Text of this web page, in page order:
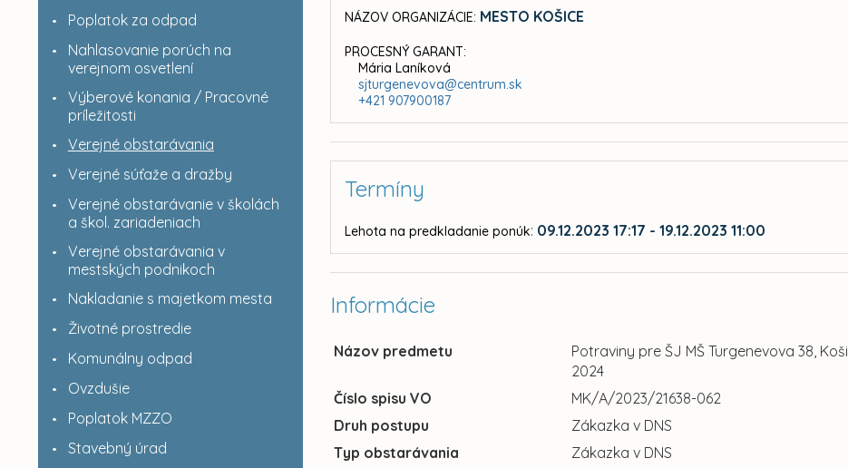
Poplatok za odpad
Nahlasovanie porúch na
verejnom osvetlení
Výberové konania / Pracovné
príležitosti
Verejné obstarávania
Verejné súťaže a dražby
Verejné obstarávanie v školách
a škol. zariadeniach
Verejné obstarávania v
mestských podnikoch
Nakladanie s majetkom mesta
Životné prostredie
Komunálny odpad
Ovzdušie
Poplatok MZZO
Stavebný úrad
NÁZOV ORGANIZÁCIE: MESTO KOŠICE
PROCESNÝ GARANT:
Mária Laníková
sjturgenevova@centrum.sk
+421 907900187
Termíny
Lehota na predkladanie ponúk: 09.12.2023 17:17 - 19.12.2023 11:00
Informácie
Názov predmetu
Potraviny pre ŠJ MŠ Turgenevova 38,
2024
Číslo spisu VO
MK/A/2023/21638-062
Druh postupu
Zákazka v DNS
Typ obstarávania
Zákazka v DNS